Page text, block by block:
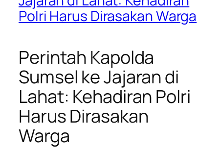
Polri Harus Dirasakan Warga
Perintah Kapolda
Sumsel ke Jajaran di
Lahat: Kehadiran Polri
Harus Dirasakan
Warga